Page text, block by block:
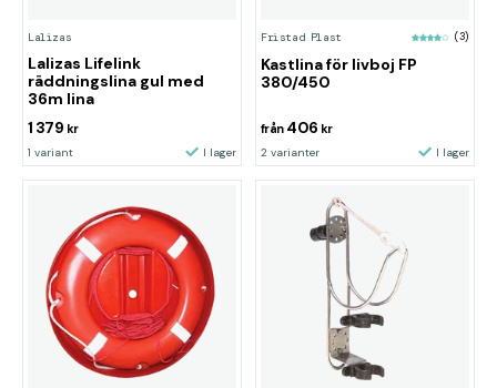
Lalizas
Lalizas Lifelink
räddningslina gul med
36m lina
1 379 kr
1 variant I lager
Fristad Plast (3)
Kastlina för livboj FP
380/450
från 406 kr
2 varianter I lager